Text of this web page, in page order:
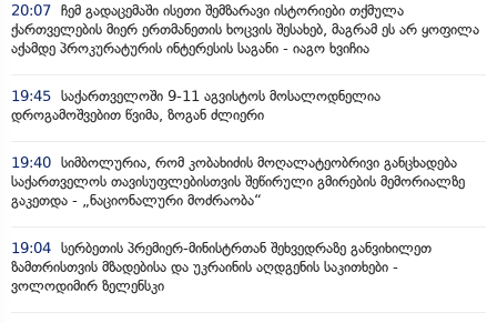
20:07 ჩემ გადაცემაში ისეთი შემზარავი ისტორიები თქმულა
ქართველების მიერ ერთმანეთის ხოცვის შესახებ, მაგრამ ეს არ ყოფილა
აქამდე პროკურატურის ინტერესის საგანი - იაგო ხვიჩია
19:45 საქართველოში 9-11 აგვისტოს მოსალოდნელია
დროგამოშვებით წვიმა, ზოგან ძლიერი
19:40 სიმბოლურია, რომ კობახიძის მოღალატეობრივი განცხადება
საქართველოს თავისუფლებისთვის შეწირული გმირების მემორიალზე
გაკეთდა - „ნაციონალური მოძრაობა“
19:04 სერბეთის პრემიერ-მინისტრთან შეხვედრაზე განვიხილეთ
ზამთრისთვის მზადებისა და უკრაინის აღდგენის საკითხები -
ვოლოდიმირ ზელენსკი